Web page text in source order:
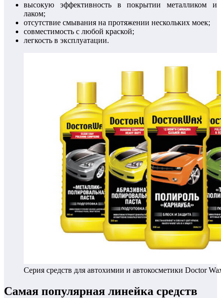
высокую эффективность в покрытии металликом и
лаком;
отсутствие смывания на протяжении нескольких моек;
совместимость с любой краской;
легкость в эксплуатации.
Серия средств для автохимии и автокосметики Doctor
Самая популярная линейка средств